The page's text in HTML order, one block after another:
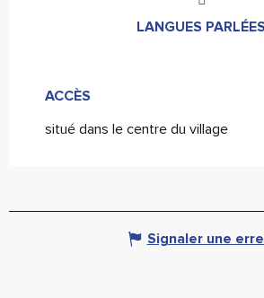
LANGUES PARLÉESLANGUES PARLÉES
ACCÈS
ACCÈS
situé dans le centre du village
Signaler une